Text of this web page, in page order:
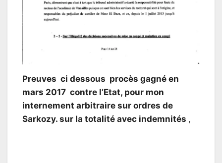
Preuves ci dessous procès gagné en
mars 2017 contre l’Etat, pour mon
internement arbitraire sur ordres de
Sarkozy. sur la totalité avec indemnités ,